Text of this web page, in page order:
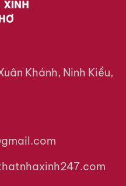
Khánh, Ninh Kiều,